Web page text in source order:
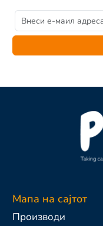
Мапа на сајтот
Производи